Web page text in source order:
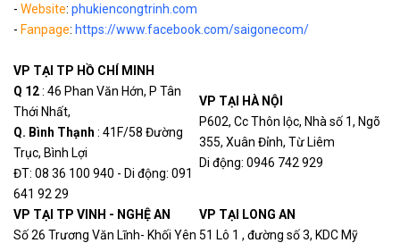
- Website: phukiencongtrinh.com
- Fanpage: https://www.facebook.com/saigonecom/
VP TẠI TP HỒ CHÍ MINH
Q 12: 46 Phan Văn Hớn, P Tân
Thới Nhất,
Q. Bình Thạn h : 41F/58 Đường
Trục, Bình Lợi
ĐT: 08 36 100 940 - Di động: 091
641 92 29
VP TẠI HÀ NỘI
P602, Cc Thôn lộc, Nhà số 1, Ngõ
355, Xuân Đỉnh, Từ Liêm
Di động: 0946 742 929
VP TẠI TP VINH - NGHỆ AN
Số 26 Trương Văn Lĩnh- Khối Yên
VP TẠI LONG AN
51 Lô 1 , đường số 3, KDC Mỹ